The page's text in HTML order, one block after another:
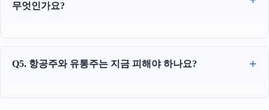
무엇인가요?
Q5. 항공주와 유통주는 지금 피해야 하나요?